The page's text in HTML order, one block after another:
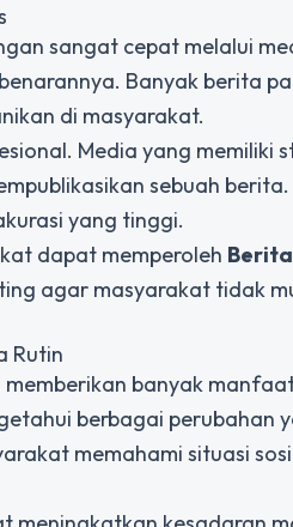
sangat cepat melalui
Banyak berita
di masyarakat.
Media yang memiliki
sebuah
yang tinggi.
dapat memperoleh
agar masyarakat tidak
Rutin
banyak
berbagai perubahan
memahami situasi